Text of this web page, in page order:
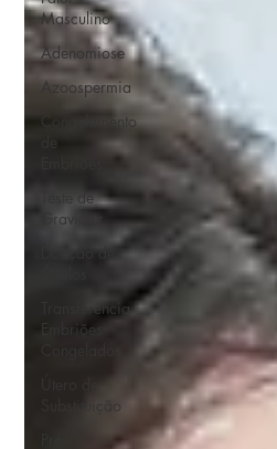
Masculino
Adenomiose
Azoospermia
Congelamento
Teste de
Gravidez
Doação de
Transferência
Embriões
Substituição